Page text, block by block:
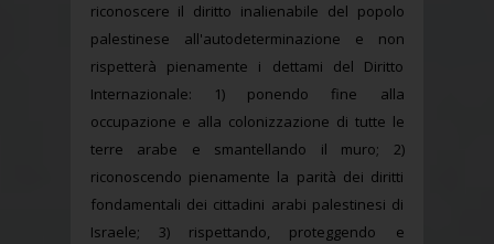
riconoscere il diritto inalienabile del popolo
palestinese all'autodeterminazione e non
rispetterà pienamente i dettami del Diritto
Internazionale: 1) ponendo fine alla
occupazione e alla colonizzazione di tutte le
terre arabe e smantellando il muro; 2)
riconoscendo pienamente la parità dei diritti
fondamentali dei cittadini arabi palestinesi di
Israele; 3) rispettando, proteggendo e